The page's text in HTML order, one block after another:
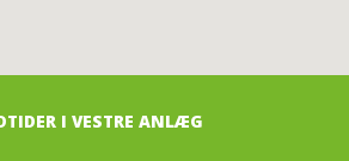
I VESTRE ANLÆG